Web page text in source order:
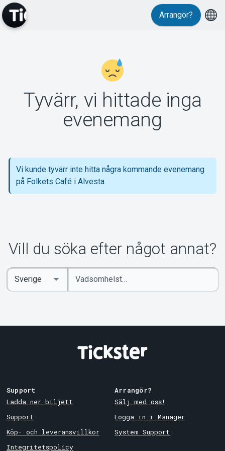
Support
Om Tickster
Arrangör?
Tyvärr, vi hittade inga
evenemang
Vi kunde tyvärr inte hitta några kommande evenemang
på Folkets Café i Alvesta.
Vill du söka efter något annat?
Ange
sökord
Select
Country
Support
Ladda ner biljett
Support
Köp- och leveransvillkor
Integritetspolicy
Arrangör?
Sälj med oss!
Logga in i Manager
System Support